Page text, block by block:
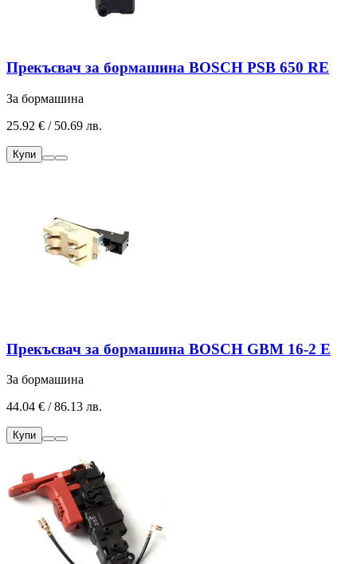
Прекъсвач за бормашина BOSCH PSB 650 RE
За бормашина
25.92 € / 50.69 лв.
Купи
Прекъсвач за бормашина BOSCH GBM 16-2 E
За бормашина
44.04 € / 86.13 лв.
Купи